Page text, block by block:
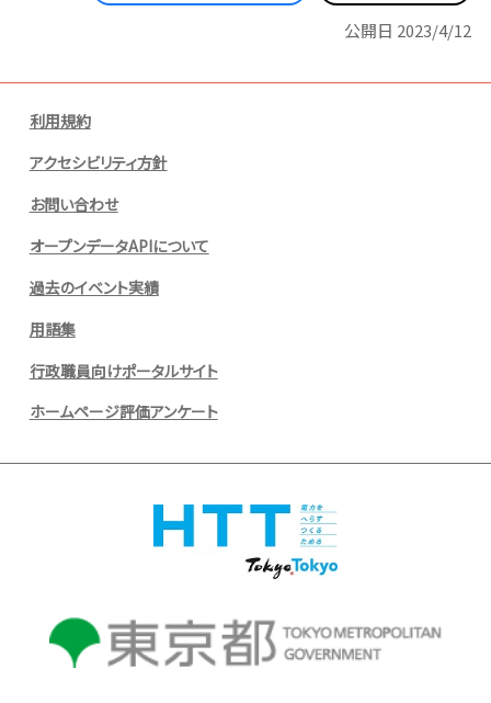
公開日 2023/4/12
利用規約
アクセシビリティ方針
お問い合わせ
オープンデータAPIについて
過去のイベント実績
用語集
行政職員向けポータルサイト
ホームページ評価アンケート